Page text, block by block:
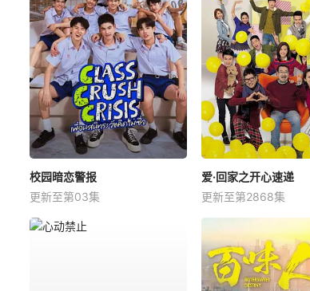
校园暗恋警报
更新至第03集
爱·回家之开心速递
更新至第2868集